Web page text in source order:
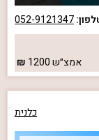
052-9121347
אמצ״ש1200
כלנית